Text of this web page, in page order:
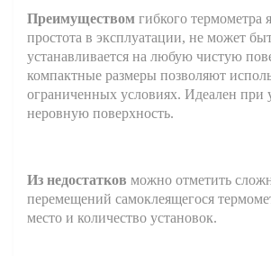
Преимуществом гибкого термометра
простота в эксплуатации, не может
устанавливается на любую чистую
компактные размеры позволяют
ограниченных условиях. Идеален при
неровную поверхность.
Из недостатков можно отметить
перемещений самоклеящегося
место и количество установок.